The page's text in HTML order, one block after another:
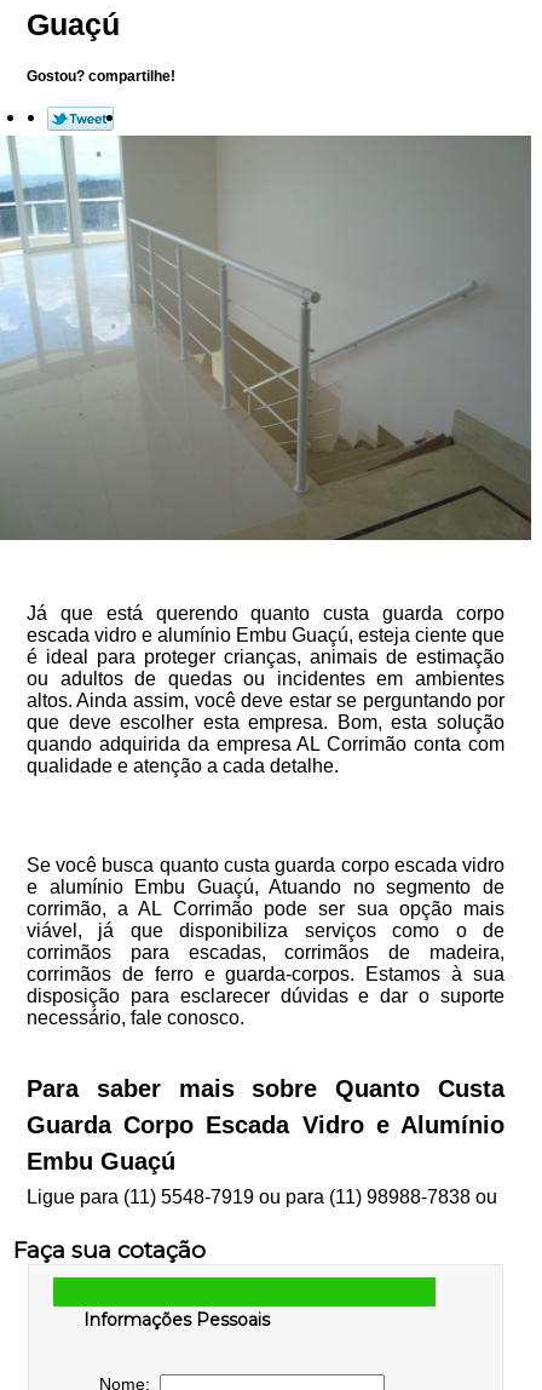
Guaçú
Gostou? compartilhe!
Já que está querendo quanto custa guarda corpo
escada vidro e alumínio Embu Guaçú, esteja ciente que
é ideal para proteger crianças, animais de estimação
ou adultos de quedas ou incidentes em ambientes
altos. Ainda assim, você deve estar se perguntando por
que deve escolher esta empresa. Bom, esta solução
quando adquirida da empresa AL Corrimão conta com
qualidade e atenção a cada detalhe.
Se você busca quanto custa guarda corpo escada vidro
e alumínio Embu Guaçú, Atuando no segmento de
corrimão, a AL Corrimão pode ser sua opção mais
viável, já que disponibiliza serviços como o de
corrimãos para escadas, corrimãos de madeira,
corrimãos de ferro e guarda-corpos. Estamos à sua
disposição para esclarecer dúvidas e dar o suporte
necessário, fale conosco.
Para saber mais sobre Quanto Custa
Guarda Corpo Escada Vidro e Alumínio
Embu Guaçú
Ligue para (11) 5548-7919ou para (11) 98988-7838ou
Faça sua cotação
Informações Pessoais
Nome: